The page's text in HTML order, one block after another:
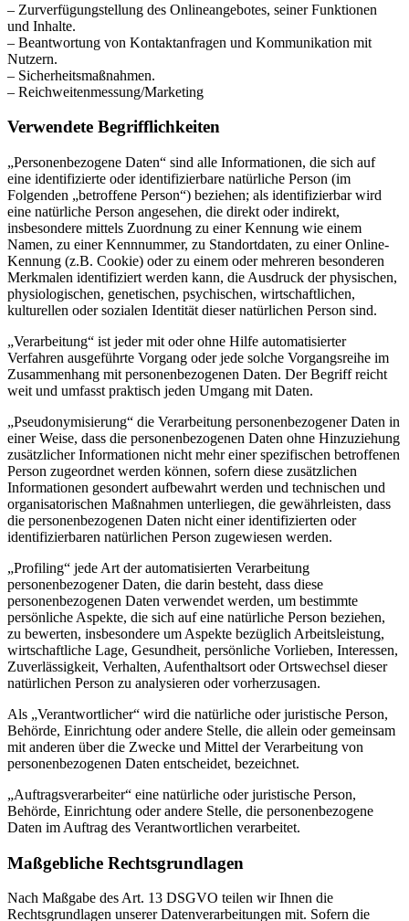
– Zurverfügungstellung des Onlineangebotes, seiner Funktionen
und Inhalte.
– Beantwortung von Kontaktanfragen und Kommunikation mit
Nutzern.
– Sicherheitsmaßnahmen.
– Reichweitenmessung/Marketing
Verwendete Begrifflichkeiten
„Personenbezogene Daten“ sind alle Informationen, die sich auf
eine identifizierte oder identifizierbare natürliche Person (im
Folgenden „betroffene Person“) beziehen; als identifizierbar wird
eine natürliche Person angesehen, die direkt oder indirekt,
insbesondere mittels Zuordnung zu einer Kennung wie einem
Namen, zu einer Kennnummer, zu Standortdaten, zu einer Online-
Kennung (z.B. Cookie) oder zu einem oder mehreren besonderen
Merkmalen identifiziert werden kann, die Ausdruck der physischen,
physiologischen, genetischen, psychischen, wirtschaftlichen,
kulturellen oder sozialen Identität dieser natürlichen Person sind.
„Verarbeitung“ ist jeder mit oder ohne Hilfe automatisierter
Verfahren ausgeführte Vorgang oder jede solche Vorgangsreihe im
Zusammenhang mit personenbezogenen Daten. Der Begriff reicht
weit und umfasst praktisch jeden Umgang mit Daten.
„Pseudonymisierung“ die Verarbeitung personenbezogener Daten in
einer Weise, dass die personenbezogenen Daten ohne Hinzuziehung
zusätzlicher Informationen nicht mehr einer spezifischen betroffenen
Person zugeordnet werden können, sofern diese zusätzlichen
Informationen gesondert aufbewahrt werden und technischen und
organisatorischen Maßnahmen unterliegen, die gewährleisten, dass
die personenbezogenen Daten nicht einer identifizierten oder
identifizierbaren natürlichen Person zugewiesen werden.
„Profiling“ jede Art der automatisierten Verarbeitung
personenbezogener Daten, die darin besteht, dass diese
personenbezogenen Daten verwendet werden, um bestimmte
persönliche Aspekte, die sich auf eine natürliche Person beziehen,
zu bewerten, insbesondere um Aspekte bezüglich Arbeitsleistung,
wirtschaftliche Lage, Gesundheit, persönliche Vorlieben, Interessen,
Zuverlässigkeit, Verhalten, Aufenthaltsort oder Ortswechsel dieser
natürlichen Person zu analysieren oder vorherzusagen.
Als „Verantwortlicher“ wird die natürliche oder juristische Person,
Behörde, Einrichtung oder andere Stelle, die allein oder gemeinsam
mit anderen über die Zwecke und Mittel der Verarbeitung von
personenbezogenen Daten entscheidet, bezeichnet.
„Auftragsverarbeiter“ eine natürliche oder juristische Person,
Behörde, Einrichtung oder andere Stelle, die personenbezogene
Daten im Auftrag des Verantwortlichen verarbeitet.
Maßgebliche Rechtsgrundlagen
Nach Maßgabe des Art. 13 DSGVO teilen wir Ihnen die
Rechtsgrundlagen unserer Datenverarbeitungen mit. Sofern die